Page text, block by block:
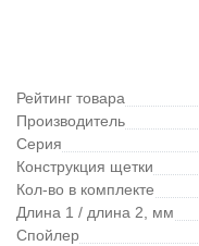
Рейтинг товара
Производитель
Серия
Конструкция щетки
Кол-во в комплекте
Длина 1 / длина 2, мм
Спойлер